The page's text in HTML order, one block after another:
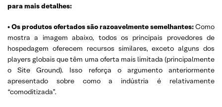
para mais detalhes:
• Os produtos ofertados são razoavelmente semelhantes:Como
mostra a imagem abaixo, todos os principais provedores de
hospedagem oferecem recursos similares, exceto alguns dos
players globais que têm uma oferta mais limitada (principalmente
o Site Ground). Isso reforça o argumento anteriormente
apresentado sobre como a indústria é relativamente
“comoditizada”.